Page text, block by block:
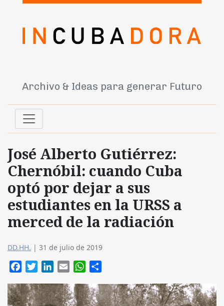
Archivo & Ideas para generar Futuro
José Alberto Gutiérrez:
Chernóbil: cuando Cuba
optó por dejar a sus
estudiantes en la URSS a
merced de la radiación
DD.HH. | 31 de julio de 2019
FacebookTwitterLinkedIn
Email WhatsApp